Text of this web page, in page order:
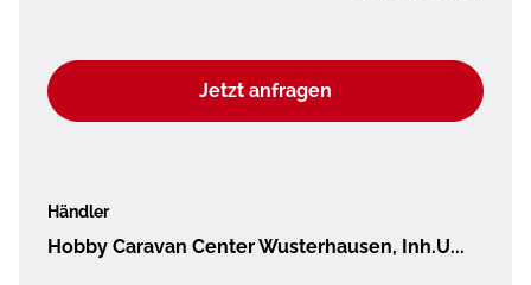
Jetzt anfragen
Händler
Hobby Caravan Center Wusterhausen, Inh.U...